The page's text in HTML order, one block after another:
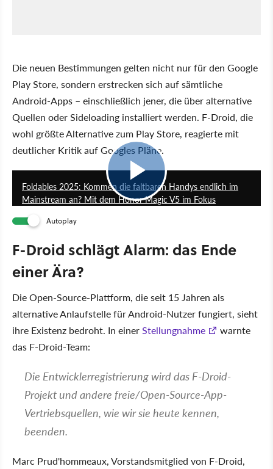
Die neuen Bestimmungen gelten nicht nur für den Google
Play Store, sondern erstrecken sich auf sämtliche
Android-Apps – einschließlich jener, die über alternative
Quellen oder Sideloading installiert werden. F-Droid, die
wohl größte Alternative zum Play Store, reagierte mit
deutlicher Kritik auf Googles Pläne.
Foldables 2025: Kommen die faltbaren Handys endlich im
Mainstream an? Mit dem Honor Magic V5 im Fokus
Autoplay
F-Droid schlägt Alarm: das Ende
einer Ära?
Die Open-Source-Plattform, die seit 15 Jahren als
alternative Anlaufstelle für Android-Nutzer fungiert, sieht
ihre Existenz bedroht. In einerStellungnahme
warnte
das F-Droid-Team:
Die Entwicklerregistrierung wird das F-Droid-
Projekt und andere freie/Open-Source-App-
Vertriebsquellen, wie wir sie heute kennen,
beenden.
Marc Prud'hommeaux, Vorstandsmitglied von F-Droid,